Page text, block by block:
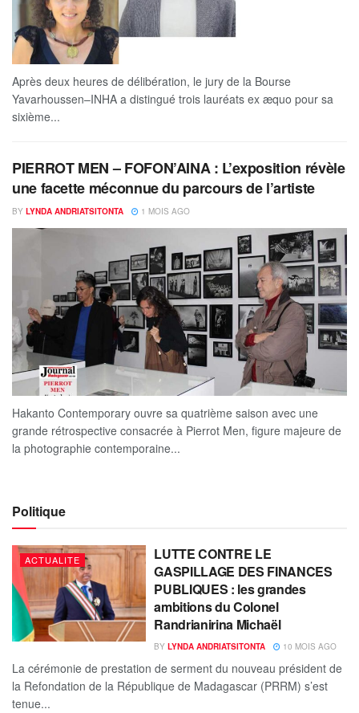
Après deux heures de délibération, le jury de la Bourse
Yavarhoussen–INHA a distingué trois lauréats ex æquo pour sa
sixième...
PIERROT MEN – FOFON’AINA : L’exposition révèle
une facette méconnue du parcours de l’artiste
BY LYNDA ANDRIATSITONTA 1 MOIS AGO
Hakanto Contemporary ouvre sa quatrième saison avec une
grande rétrospective consacrée à Pierrot Men, figure majeure de
la photographie contemporaine...
Politique
ACTUALITE
LUTTE CONTRE LE
GASPILLAGE DES FINANCES
PUBLIQUES : les grandes
ambitions du Colonel
Randrianirina Michaël
BY LYNDA ANDRIATSITONTA 10 MOIS AGO
La cérémonie de prestation de serment du nouveau président de
la Refondation de la République de Madagascar (PRRM) s’est
tenue...